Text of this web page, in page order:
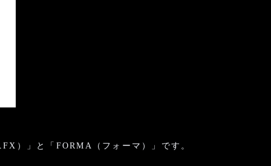
）」と「FORMA（フォーマ）」です。